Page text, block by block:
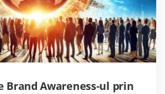
Brand Awareness-ul prin